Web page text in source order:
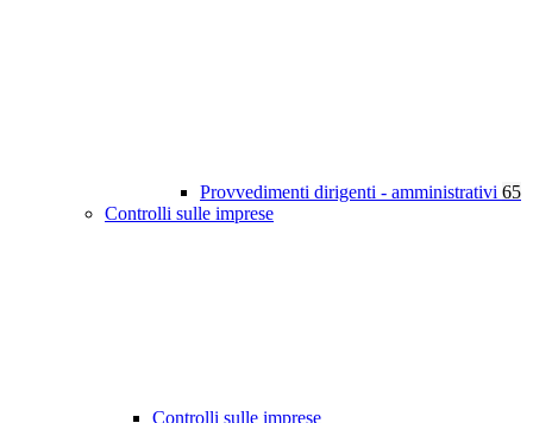
Provvedimenti dirigenti - amministrativi 65
Controlli sulle imprese
Controlli sulle imprese